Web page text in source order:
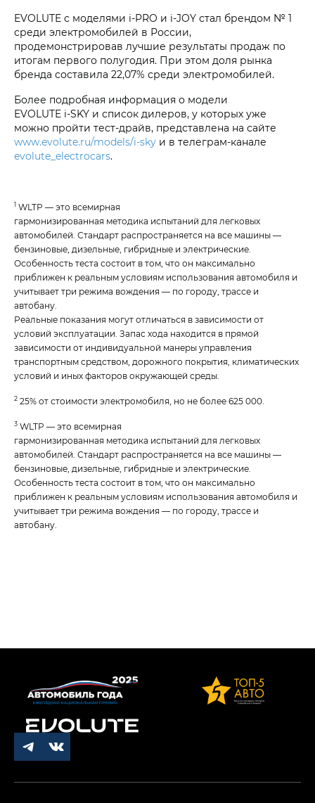
EVOLUTE с моделями i‑PRO и i‑JOY стал брендом № 1
среди электромобилей в России,
продемонстрировав лучшие результаты продаж по
итогам первого полугодия. При этом доля рынка
бренда составила 22,07% среди электромобилей.
Более подробная информация о модели
EVOLUTE i‑SKY и список дилеров, у которых уже
можно пройти тест-драйв, представлена на сайте
www.evolute.ru/models/i-sky и в телеграм-канале
evolute_electrocars.
1 WLTP — это всемирная
гармонизированная методика испытаний для легковых
автомобилей. Стандарт распространяется на все машины —
бензиновые, дизельные, гибридные и электрические.
Особенность теста состоит в том, что он максимально
приближен к реальным условиям использования автомобиля и
учитывает три режима вождения — по городу, трассе и
автобану.
Реальные показания могут отличаться в зависимости от
условий эксплуатации. Запас хода находится в прямой
зависимости от индивидуальной манеры управления
транспортным средством, дорожного покрытия, климатических
условий и иных факторов окружающей среды.
2 25% от стоимости электромобиля, но не более 625 000.
3 WLTP — это всемирная
гармонизированная методика испытаний для легковых
автомобилей. Стандарт распространяется на все машины —
бензиновые, дизельные, гибридные и электрические.
Особенность теста состоит в том, что он максимально
приближен к реальным условиям использования автомобиля и
учитывает три режима вождения — по городу, трассе и
автобану.